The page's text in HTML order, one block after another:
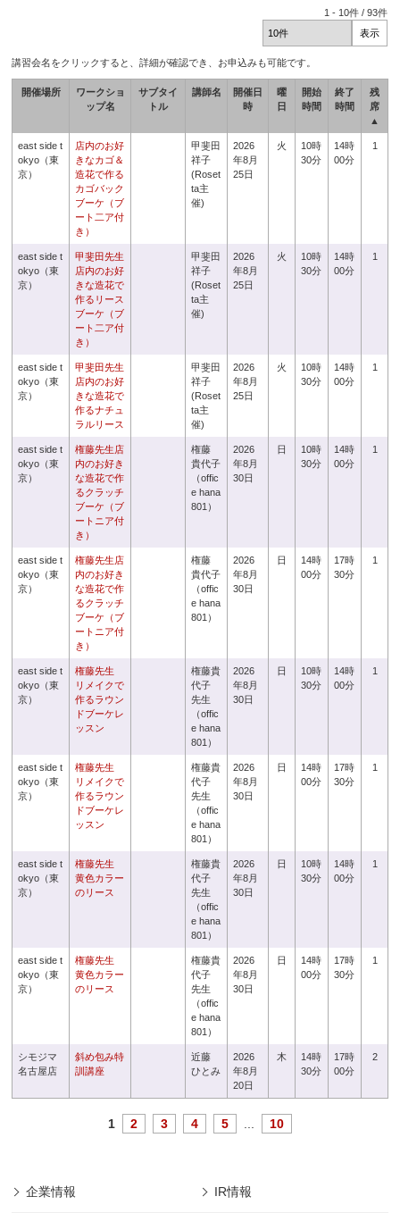
1 - 10件 /93件
講習会名をクリックすると、詳細が確認でき、お申込みも可能です。
開催場所
ワークショ
ップ名
サブタイ
トル
講師名
開催日
時
曜
日
開始
時間
終了
時間
残
席
▲
east side t
okyo（東
京）
店内のお好
きなカゴ＆
造花で作る
カゴバック
ブーケ（ブ
ート二ア付
き）
甲斐田
祥子
(Roset
ta主
催)
2026
年8月
25日
火
10時
30分
14時
00分
1
east side t
okyo（東
京）
甲斐田先生
店内のお好
きな造花で
作るリース
ブーケ（ブ
ート二ア付
き）
甲斐田
祥子
(Roset
ta主
催)
2026
年8月
25日
火
10時
30分
14時
00分
1
east side t
okyo（東
京）
甲斐田先生
店内のお好
きな造花で
作るナチュ
ラルリース
甲斐田
祥子
(Roset
ta主
催)
2026
年8月
25日
火
10時
30分
14時
00分
1
east side t
okyo（東
京）
権藤先生店
内のお好き
な造花で作
るクラッチ
ブーケ（ブ
ートニア付
き）
権藤
貴代子
（offic
e hana
801）
2026
年8月
30日
日
10時
30分
14時
00分
1
east side t
okyo（東
京）
権藤先生店
内のお好き
な造花で作
るクラッチ
ブーケ（ブ
ートニア付
き）
権藤
貴代子
（offic
e hana
801）
2026
年8月
30日
日
14時
00分
17時
30分
1
east side t
okyo（東
京）
権藤先生
リメイクで
作るラウン
ドブーケレ
ッスン
権藤貴
代子
先生
（offic
e hana
801）
2026
年8月
30日
日
10時
30分
14時
00分
1
east side t
okyo（東
京）
権藤先生
リメイクで
作るラウン
ドブーケレ
ッスン
権藤貴
代子
先生
（offic
e hana
801）
2026
年8月
30日
日
14時
00分
17時
30分
1
east side t
okyo（東
京）
権藤先生
黄色カラー
のリース
権藤貴
代子
先生
（offic
e hana
801）
2026
年8月
30日
日
10時
30分
14時
00分
1
east side t
okyo（東
京）
権藤先生
黄色カラー
のリース
権藤貴
代子
先生
（offic
e hana
801）
2026
年8月
30日
日
14時
00分
17時
30分
1
シモジマ
名古屋店
斜め包み特
訓講座
近藤
ひとみ
2026
年8月
20日
木
14時
30分
17時
00分
2
1 2 3 4 5 10
企業情報 IR情報